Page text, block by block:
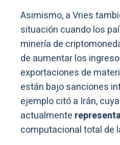
Asimismo,a Vries
situación cuando los
minería de
de aumentar los
exportaciones de
están bajo sanciones
ejemplo citó a Irán,
actualmente
computacional total de